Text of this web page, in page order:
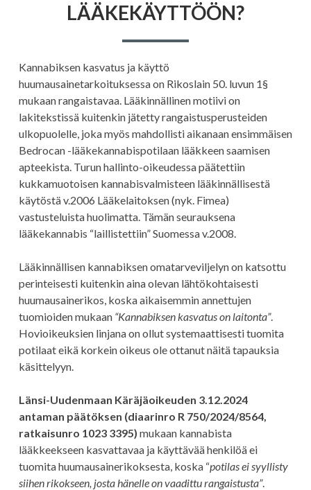
LÄÄKEKÄYTTÖÖN?
Kannabiksen kasvatus ja käyttö
huumausainetarkoituksessa on Rikoslain 50. luvun 1§
mukaan rangaistavaa. Lääkinnällinen motiivi on
lakitekstissä kuitenkin jätetty rangaistusperusteiden
ulkopuolelle, joka myös mahdollisti aikanaan ensimmäisen
Bedrocan -lääkekannabispotilaan lääkkeen saamisen
apteekista. Turun hallinto-oikeudessa päätettiin
kukkamuotoisen kannabisvalmisteen lääkinnällisestä
käytöstä v.2006 Lääkelaitoksen (nyk. Fimea)
vastusteluista huolimatta. Tämän seurauksena
lääkekannabis “laillistettiin” Suomessa v.2008.
Lääkinnällisen kannabiksen omatarveviljelyn on katsottu
perinteisesti kuitenkin aina olevan lähtökohtaisesti
huumausainerikos, koska aikaisemmin annettujen
tuomioiden mukaan “Kannabiksen kasvatus on laitonta”.
Hovioikeuksien linjana on ollut systemaattisesti tuomita
potilaat eikä korkein oikeus ole ottanut näitä tapauksia
käsittelyyn.
Länsi-Uudenmaan Käräjäoikeuden 3.12.2024
antaman päätöksen (diaarinro R 750/2024/8564,
ratkaisunro 1023 3395) mukaan kannabista
lääkkeekseen kasvattavaa ja käyttävää henkilöä ei
tuomita huumausainerikoksesta, koska “potilas ei syyllisty
siihen rikokseen, josta hänelle on vaadittu rangaistusta”.